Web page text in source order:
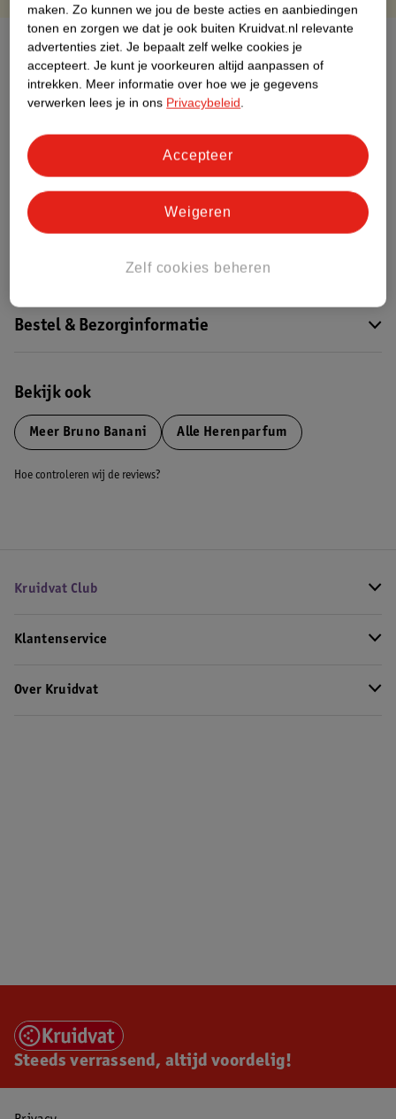
Over dit product
Productinformatie
Etiketinformatie
Nature Impact Score
Dit product heeft (nog) geen Nature
Impact Score.
Bestel & Bezorginformatie
Bekijk ook
Meer Bruno Banani Alle Herenparfum
Hoe controleren wij de reviews?
Kruidvat Club
Klantenservice
Over Kruidvat
Steeds verrassend, altijd voordelig!
maken. Zo kunnen we jou de beste acties en aanbiedingen
tonen en zorgen we dat je ook buiten Kruidvat.nl relevante
advertenties ziet. Je bepaalt zelf welke cookies je
accepteert. Je kunt je voorkeuren altijd aanpassen of
intrekken. Meer informatie over hoe we je gegevens
verwerken lees je in ons Privacybeleid.
Zelf cookies beheren
Weigeren
Accepteer